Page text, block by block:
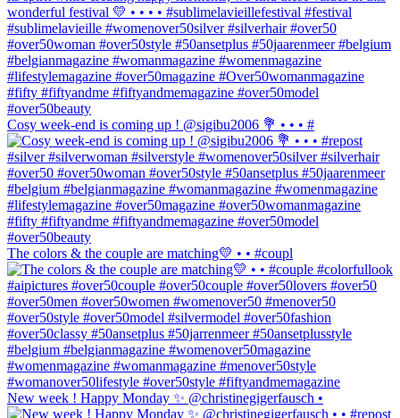
Cosy week-end is coming up ! @sigibu2006 💐 • • • #
The colors & the couple are matching💛 • • #coupl
New week ! Happy Monday ✨ @christinegigerfausch •